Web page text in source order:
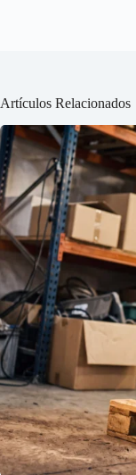
Artículos Relacionados